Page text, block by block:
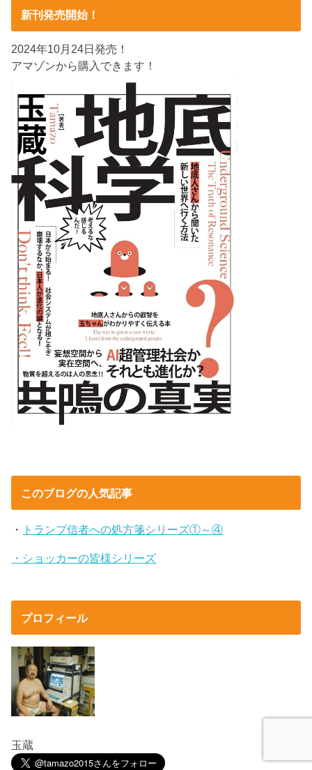
新刊発売開始！
2024年10月24日発売！
アマゾンから購入できます！
このブログの人気記事
・ トランプ信者への処方箋シリーズ①～④
・ショッカーの皆様シリーズ
プロフィール
玉蔵